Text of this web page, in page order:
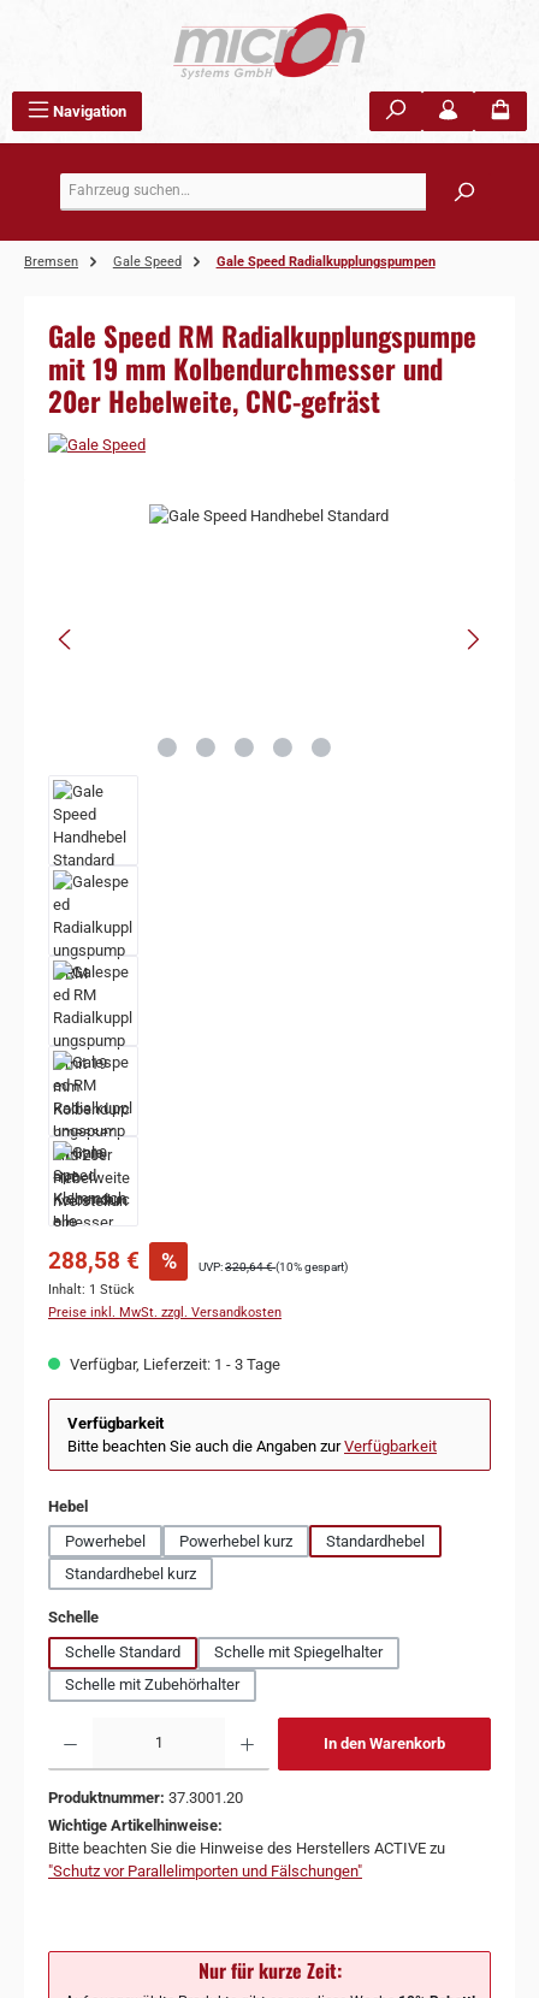
Navigation
Bremsen Gale Speed Gale Speed Radialkupplungspumpen
Gale Speed RM Radialkupplungspumpe
mit 19 mm Kolbendurchmesser und
20er Hebelweite, CNC-gefräst
Bildergalerie überspringen
288,58 € % UVP:320,64 €(10% gespart)
Inhalt: 1 Stück
Preise inkl. MwSt. zzgl. Versandkosten
Verfügbar, Lieferzeit: 1 - 3 Tage
Verfügbarkeit
Bitte beachten Sie auch die Angaben zurVerfügbarkeit
Hebelauswählen
Powerhebel
Powerhebel kurz
Standardhebel
Standardhebel kurz
Schelleauswählen
Schelle Standard
Schelle mit Spiegelhalter
Schelle mit Zubehörhalter
In den Warenkorb
Produktnummer: 37.3001.20
Wichtige Artikelhinweise:
Bitte beachten Sie die Hinweise des Herstellers ACTIVE zu
"Schutz vor Parallelimporten und Fälschungen"
Nur für kurze Zeit: